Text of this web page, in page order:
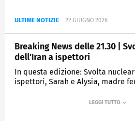
ULTIME NOTIZIE 22 GIUGNO 2026
Breaking News delle 21.30 |
dell'Iran a ispettori
In questa edizione: Svolta
ispettori, Sarah e Alysia, madre
Brexit, Malagò è il nuovo